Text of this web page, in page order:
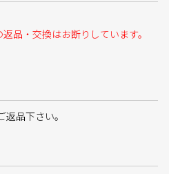
品・交換はお断りしています。
品下さい。